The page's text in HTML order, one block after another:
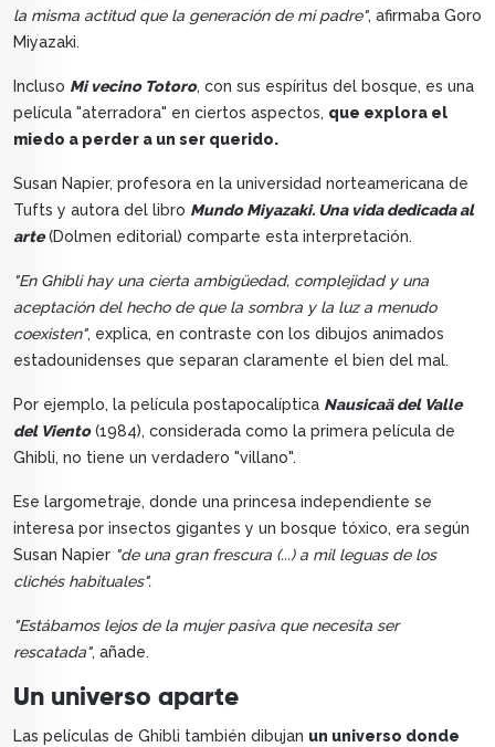
la misma actitud que la generación de mi padre", afirmaba Goro
Miyazaki.
Incluso Mi vecino Totoro, con sus espíritus del bosque, es una
película "aterradora" en ciertos aspectos, que explora el
miedo a perder a un ser querido.
Susan Napier, profesora en la universidad norteamericana de
Tufts y autora del libro Mundo Miyazaki. Una vida dedicada al
arte(Dolmen editorial) comparte esta interpretación.
"En Ghibli hay una cierta ambigüedad, complejidad y una
aceptación del hecho de que la sombra y la luz a menudo
coexisten", explica, en contraste con los dibujos animados
estadounidenses que separan claramente el bien del mal.
Por ejemplo, la película postapocalíptica Nausicaä del Valle
del Viento(1984), considerada como la primera película de
Ghibli, no tiene un verdadero "villano".
Ese largometraje, donde una princesa independiente se
interesa por insectos gigantes y un bosque tóxico, era según
Susan Napier "de una gran frescura (...) a mil leguas de los
clichés habituales".
"Estábamos lejos de la mujer pasiva que necesita ser
rescatada", añade.
Un universo aparte
Las películas de Ghibli también dibujan un universo donde